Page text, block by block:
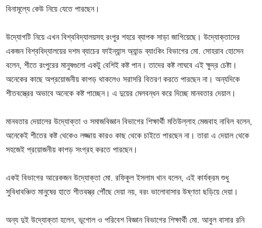
বিনামূল্যে কেউ নিয়ে যেতে পারছেন।
উদ্যোগটি নিয়ে এখন বিশ্ববিদ্যালয়সহ রংপুর শহরে ব্যাপক সাড়া জাগিয়েছে। উদ্যোক্তাদের
একজন বিশ্ববিদ্যালয়ের দশম ব্যাচের ফাইন্যান্স অ্যান্ড ব্যাংকিং বিভাগের মো. সোহরাব হোসেন
বলেন, শীতে রংপুরের মানুষগুলো একটু বেশিই কষ্ট পান। তাদের কষ্ট লাঘবে এই ক্ষুদ্র চেষ্টা।
অনেকের কাছে অপ্রয়োজনীয় কাপড় থাকলেও সরাসরি বিতরণ করতে পারছেন না। অন্যদিকে
শীতবস্ত্রের অভাবে অনেকে কষ্ট পাচ্ছেন। এ দুয়ের মেলবন্ধন করে দিচ্ছে মানবতার দেয়াল।
মানবতার দেয়ালের উদ্যোক্তা ও সমাজবিজ্ঞান বিভাগের শিক্ষার্থী মতিউল্লাহ মেজবাহ নাবিল বলেন,
অনেকেই শীতের কষ্ট থেকেও লজ্জায় কারও কাছ থেকে চাইতে পারছেন না। তারা এ দেয়াল থেকে
সহজেই প্রয়োজনীয় কাপড় সংগ্রহ করতে পারছেন।
একই বিভাগের আরেকজন উদ্যোক্তা মো. রফিকুল ইসলাম খান বলেন, এই কার্যক্রম শুধু
সুবিধাবঞ্চিত মানুষের হাতে শীতবস্ত্র পৌঁছে দেয়া নয়, বরং ভালোবাসার উষ্ণতা ছড়িয়ে দেয়া।
অন্য দুই উদ্যোক্তা হলেন, ভূগোল ও পরিবেশ বিজ্ঞান বিভাগের শিক্ষার্থী মো. আবুল বাসার রনি